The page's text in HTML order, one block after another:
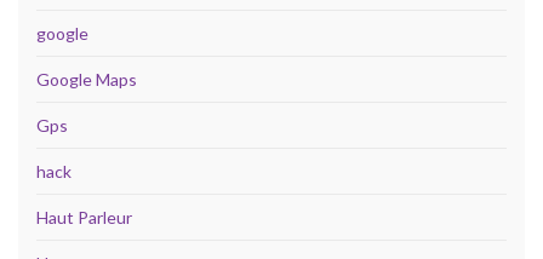
google
Google Maps
Gps
hack
Haut Parleur